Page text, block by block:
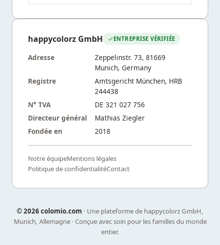
happycolorz GmbH ENTREPRISE VÉRIFIÉE
Adresse
Zeppelinstr. 73, 81669
Munich, Germany
Registre
Amtsgericht München, HRB
244438
N° TVA
DE 321 027 756
Directeur général
Mathias Ziegler
Fondée en
2018
Notre équipeMentions légales
Politique de confidentialitéContact
©2026 colomio.com · Une plateforme de happycolorz GmbH,
Munich, Allemagne · Conçue avec soin pour les familles du monde
entier.